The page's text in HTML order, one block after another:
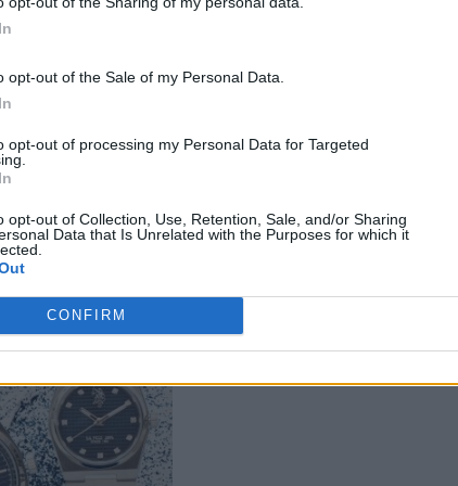
opt-out of the Sale of my Personal Data.
opt-out of processing my Personal Data for Targeted
opt-out of Collection, Use, Retention, Sale, and/or Sharing
Data that Is Unrelated with the Purposes for which it
CONFIRM
καταπίεσης.
λιγότερη σπατάλη χρόνου σε άχρηστες
επένδυση σε όσα πραγματικά έχουν αξία.
ζωής ενισχύει την αίσθηση της
αλλαγές.